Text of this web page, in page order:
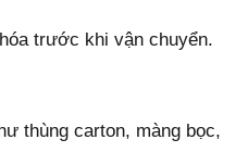
trước khi vận chuyển.
thùng carton, màng bọc,